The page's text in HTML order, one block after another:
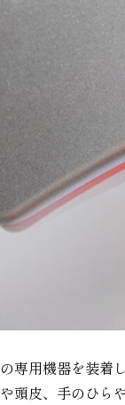
専用機器を装着
頭皮、手のひら